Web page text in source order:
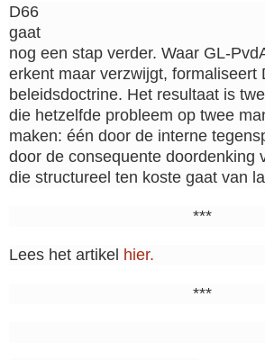
D66
gaat
nog een stap verder. Waar GL-
erkent maar verzwijgt, formaliseert
beleidsdoctrine. Het resultaat is
die hetzelfde probleem op twee
maken: één door de interne
door de consequente doordenking
die structureel ten koste gaat van
***
Lees het artikel hier.
***